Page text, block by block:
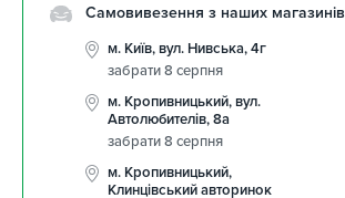
Самовивезення з наших магазинів
м. Київ, вул. Нивська, 4г
забрати 8 серпня
м. Кропивницький, вул.
Автолюбителів, 8а
забрати 8 серпня
м. Кропивницький,
Клинцівський авторинок